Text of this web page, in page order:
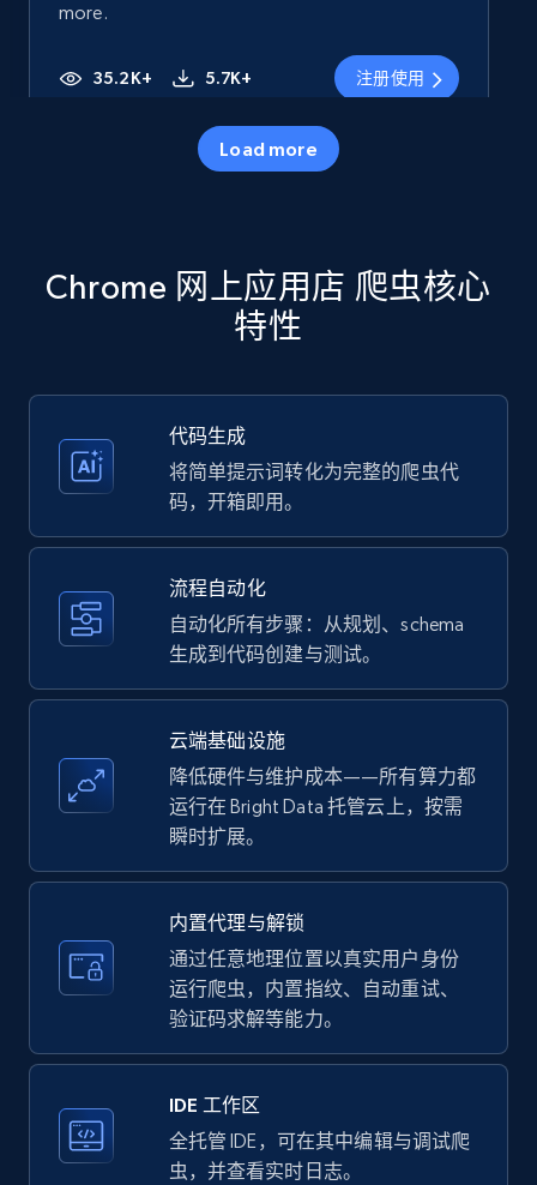
more.
35.2K+ 5.7K+ 注册使用
price, Currency, Availability, Reviews count, and
Amazon products - Collects products by
price, Currency, Availability, Reviews count, and
more.
Amazon products - find products by using
upc numbers
Title, Seller name, Brand, Description, Initial
35.2K+ 5.7K+ 注册使用
LinkedIn company information
ID, Name, Country code, Locations, Followers,
Employees in linkedin, About, Specialties, and
Load more
Chrome 网上应用店 爬虫核心
特性
代码生成
将简单提示词转化为完整的爬虫代
码，开箱即用。
流程自动化
自动化所有步骤：从规划、schema
生成到代码创建与测试。
云端基础设施
降低硬件与维护成本——所有算力都
运行在 Bright Data 托管云上，按需
瞬时扩展。
内置代理与解锁
通过任意地理位置以真实用户身份
运行爬虫，内置指纹、自动重试、
验证码求解等能力。
IDE 工作区
全托管 IDE，可在其中编辑与调试爬
虫，并查看实时日志。